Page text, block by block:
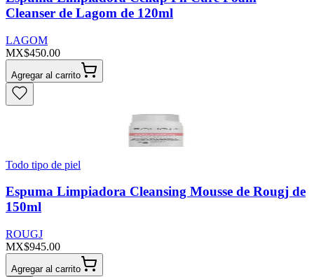
Cleanser de Lagom de 120ml
LAGOM
MX$450.00
Agregar al carrito
Todo tipo de piel
Espuma Limpiadora Cleansing Mousse de Rougj de
150ml
ROUGJ
MX$945.00
Agregar al carrito